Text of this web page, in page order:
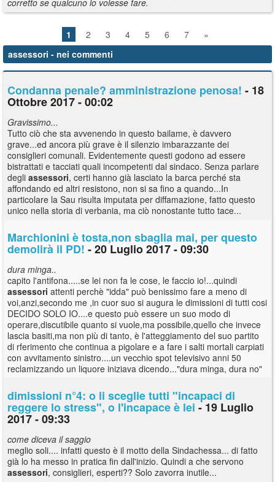
1 2 3 4 5 6 7
»
assessori - nei commenti
Condanna penale? amministrazione penosa! - 18
Ottobre 2017 - 00:02
Gravissimo...
Tutto ciò che sta avvenendo in questo bailame, è davvero
grave...ed ancora più grave è il silenzio imbarazzante dei
consiglieri comunali. Evidentemente questi godono ad essere
bistrattati e tacciati quali incompetenti dal sindaco. Senza parlare
degli assessori, certi hanno già lasciato la barca perché sta
affondando ed altri resistono, non si sa fino a quando...In
particolare la Sau risulta imputata per diffamazione, fatto questo
unico nella storia di verbania, ma ciò nonostante tutto tace...
Marchionini è tosta,non sbaglia mai, per questo
demolirà il PD! - 20 Luglio 2017 - 09:30
dura minga..
capito l'antifona.....se lei non fa le cose, le faccio io!...quindi
assessori attenti perchè "idda" può benissimo fare a meno di
voi,anzi,secondo me ,in cuor suo si augura le dimissioni di tutti cosi
DECIDO SOLO IO....e questo può essere un suo modo di
operare,discutibile quanto si vuole,ma possibile,quello che invece
lascia basiti,ma non più di tanto, è l'atteggiamento del suo partito
di rferimento che continua a pigolare e a fare i salti mortali carpiati
con avvitamento sinistro....un vecchio spot televisivo anni 50
reclamizzando un liquore iniziava dicendo..."dura minga, dura no"
dimissioni n°4: o li sceglie tutti "incapaci di
reggere lo stress", o l'incapace è lei - 19 Luglio
2017 - 09:33
come diceva il saggio
meglio soli.... infatti questo è il motto della Sindachessa... di fatto
già lo ha messo in pratica fin dall'inizio. Quindi a che servono
assessori, consiglieri, esperti?? Solo zavorra inutile...